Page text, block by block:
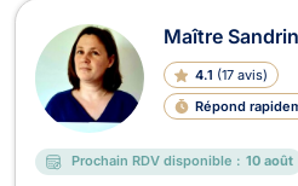
Maître
4.1 (17 avis)
Répond
Prochain RDV disponible : 10 août